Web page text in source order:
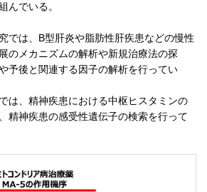
んでいる。
では、B型肝炎や脂肪性肝疾患などの慢性
のメカニズムの解析や新規治療法の探
予後と関連する因子の解析を行ってい
は、精神疾患における中枢ヒスタミンの
精神疾患の感受性遺伝子の検索を行って